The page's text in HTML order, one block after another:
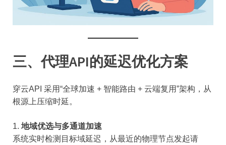
三、代理API的延迟优化方案
穿云API 采用“全球加速 + 智能路由 + 云端复用”架构，从
根源上压缩时延。
地域优选与多通道加速
系统实时检测目标域延迟，从最近的物理节点发起请